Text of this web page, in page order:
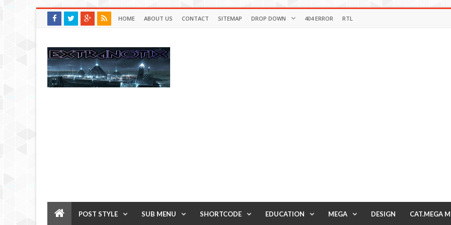
HOME ABOUT US CONTACT SITEMAP DROP DOWN 404 ERROR RTL
POST STYLE SUB MENU SHORTCODE EDUCATION MEGA DESIGN CAT.MEGA